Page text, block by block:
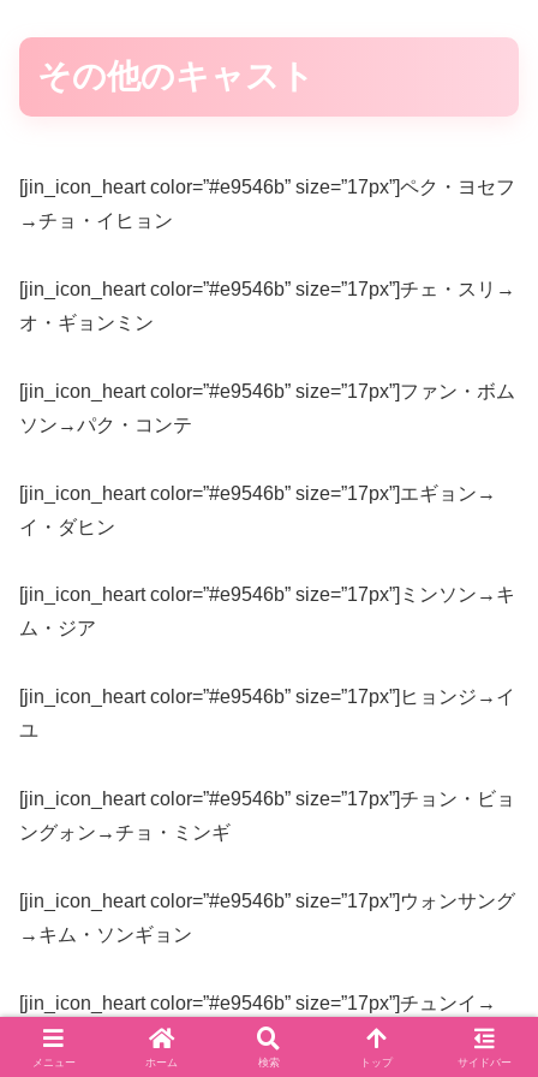
その他のキャスト
[jin_icon_heart color=”#e9546b” size=”17px”]ペク・ヨセフ
→チョ・イヒョン
[jin_icon_heart color=”#e9546b” size=”17px”]チェ・スリ→
オ・ギョンミン
[jin_icon_heart color=”#e9546b” size=”17px”]ファン・ボム
ソン→パク・コンテ
[jin_icon_heart color=”#e9546b” size=”17px”]エギョン→
イ・ダヒン
[jin_icon_heart color=”#e9546b” size=”17px”]ミンソン→キ
ム・ジア
[jin_icon_heart color=”#e9546b” size=”17px”]ヒョンジ→イ
ユ
[jin_icon_heart color=”#e9546b” size=”17px”]チョン・ビョ
ングォン→チョ・ミンギ
[jin_icon_heart color=”#e9546b” size=”17px”]ウォンサング
→キム・ソンギョン
[jin_icon_heart color=”#e9546b” size=”17px”]チュンイ→
ユ・スンウン
メニュー ホーム 検索 トップ サイドバー